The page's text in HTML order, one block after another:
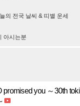
의 전국 날씨 & 띠별 운세
아시는분
promised you ～30th